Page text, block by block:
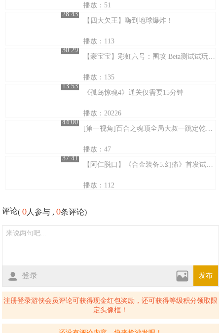
播放：51
28:43
【四大欠王】嗨到地球爆炸！
播放：113
30:29
【豪宝宝】彩虹六号：围攻 Beta测试试玩 不许说我短T^T
播放：135
13:53
《孤岛惊魂4》通关仅需要15分钟
播放：20226
44:00
[第一视角]百合之魂顶全局大叔一跳定乾坤！
播放：47
37:41
【阿仁脱口】《合金装备5.幻痛》首发试玩：醒来咱先整个容~
播放：112
评论(0 人参与 ,0条评论)
登录 发布
注册登录游侠会员评论可获得现金红包奖励，还可获得等级积分领取限
定头像框！